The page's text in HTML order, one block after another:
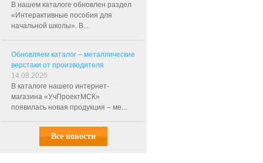
В нашем каталоге обновлен раздел
«Интерактивные пособия для
начальной школы». В...
Обновляем каталог – металлические
верстаки от производителя
14.08.2020
В каталоге нашего интернет-
магазина «УчПроектМСК»
появилась новая продукция – ме...
Все новости